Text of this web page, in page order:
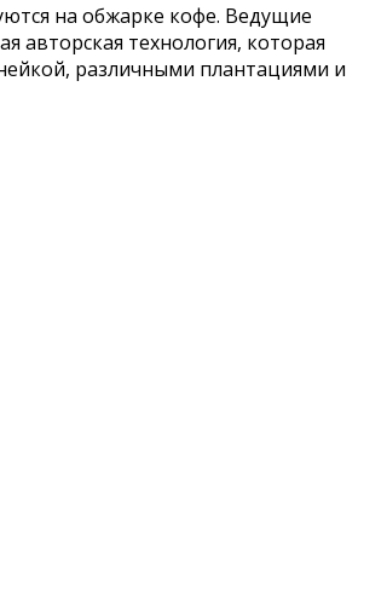
на обжарке кофе. Ведущие
авторская технология, которая
различными плантациями и